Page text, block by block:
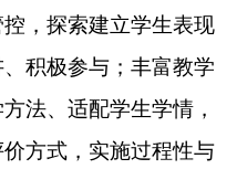
思想引领与舆情
庭教育作用，组
验、主题教育实
传身教，传承优